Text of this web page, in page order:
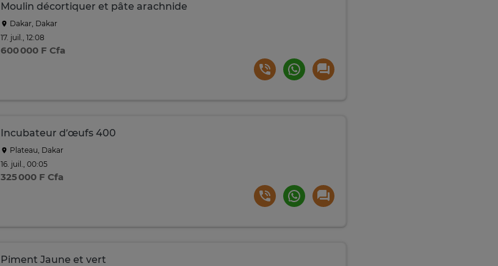
Moulin décortiquer et pâte arachnide
Dakar, Dakar
17. juil., 12:08
600 000 F Cfa
Incubateur d’œufs 400
Plateau, Dakar
16. juil., 00:05
325 000 F Cfa
Piment Jaune et vert